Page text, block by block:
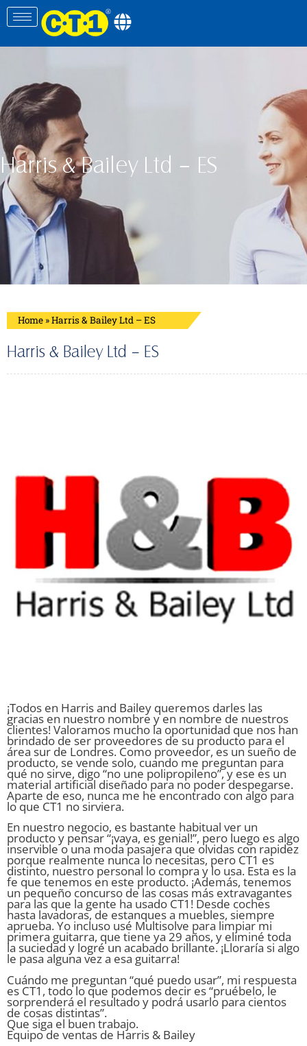
Harris & Bailey Ltd – ES
Home »Harris & Bailey Ltd – ES
Harris & Bailey Ltd – ES
¡Todos en Harris and Bailey queremos darles las
gracias en nuestro nombre y en nombre de nuestros
clientes! Valoramos mucho la oportunidad que nos han
brindado de ser proveedores de su producto para el
área sur de Londres. Como proveedor, es un sueño de
producto, se vende solo, cuando me preguntan para
qué no sirve, digo “no une polipropileno”, y ese es un
material artificial diseñado para no poder despegarse.
Aparte de eso, nunca me he encontrado con algo para
lo que CT1 no sirviera.
En nuestro negocio, es bastante habitual ver un
producto y pensar “¡vaya, es genial!”, pero luego es algo
inservible o una moda pasajera que olvidas con rapidez
porque realmente nunca lo necesitas, pero CT1 es
distinto, nuestro personal lo compra y lo usa. Esta es la
fe que tenemos en este producto. ¡Además, tenemos
un pequeño concurso de las cosas más extravagantes
para las que la gente ha usado CT1! Desde coches
hasta lavadoras, de estanques a muebles, siempre
aprueba. Yo incluso usé Multisolve para limpiar mi
primera guitarra, que tiene ya 29 años, y eliminé toda
la suciedad y logré un acabado brillante. ¡Lloraría si algo
le pasa alguna vez a esa guitarra!
Cuándo me preguntan “qué puedo usar”, mi respuesta
es CT1, todo lo que podemos decir es “pruébelo, le
sorprenderá el resultado y podrá usarlo para cientos
de cosas distintas”.
Que siga el buen trabajo.
Equipo de ventas de Harris & Bailey